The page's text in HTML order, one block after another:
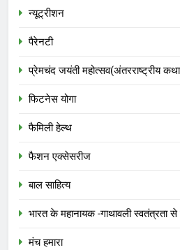
न्यूट्रीशन
पैरेनटी
प्रेमचंद जयंती महोत्सव(अंतरराष्ट्रीय
फिटनेस योगा
फैमिली हेल्थ
फैशन एक्सेसरीज
बाल साहित्य
भारत के महानायक -गाथावली स्वतंत्रता
मंच हमारा